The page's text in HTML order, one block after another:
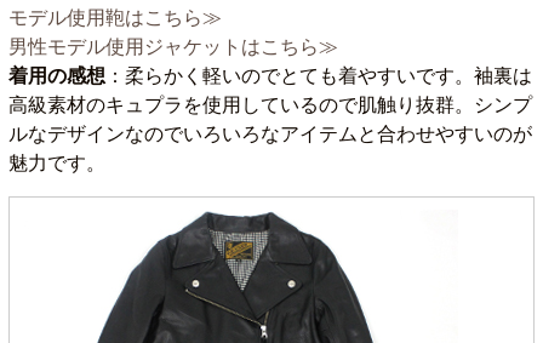
モデル使用鞄はこちら≫
男性モデル使用ジャケットはこちら≫
着用の感想 ：柔らかく軽いのでとても着やすいです。袖裏は
高級素材のキュプラを使用しているので肌触り抜群。シンプ
ルなデザインなのでいろいろなアイテムと合わせやすいのが
魅力です。